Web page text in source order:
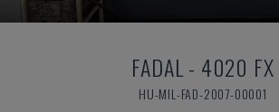
FADAL- 4020 FX
HU-MIL-FAD-2007-00001